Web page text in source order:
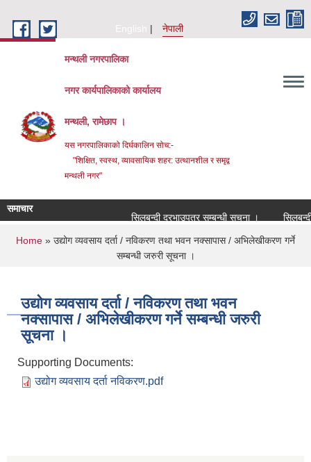
English
नेपाली
मन्थली नगरपालिका
नगर कार्यपालिकाको कार्यालय
मन्थली, रामेछाप ।
यस नगरपालिकाको दिर्घकालिन सोच:-
"शिक्षित, स्वस्थ, व्यावसायिक शहर: उत्थानशील र समृद्व
मन्थली नगर"
समाचार
सिलबन्दी दरभाउपत्र सम्बन्धी सूचना ।
सिलबन्दी
You are here
Home » उद्योग व्यवसाय दर्ता / नविकरण तथा भवन नक्सापास / अभिलेखीकरण गर्ने
सम्बन्धी जरुरी सूचना ।
उद्योग व्यवसाय दर्ता / नविकरण तथा भवन
नक्सापास / अभिलेखीकरण गर्ने सम्बन्धी जरुरी
सूचना ।
Supporting Documents:
उद्योग व्यवसाय दर्ता नविकरण.pdf